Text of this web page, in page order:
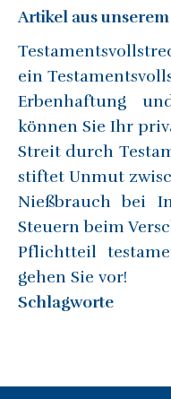
Artikel aus
ein
Erbenhaftung
können Sie Ihr
Streit durch
stiftet Unmut
Nießbrauch bei
Steuern beim
Pflichtteil
gehen Sie vor!
Schlagworte